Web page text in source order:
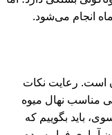
انجام می‌شود.
است. رعایت نکات
مناسب نهال میوه
باید بگوییم که